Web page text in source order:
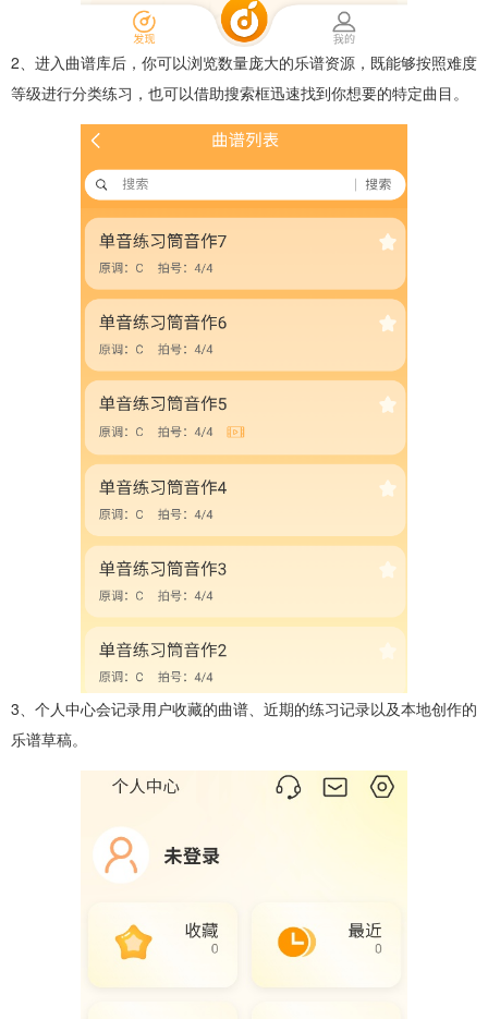
2、进入曲谱库后，你可以浏览数量庞大的乐谱资源，既能够按照难度
等级进行分类练习，也可以借助搜索框迅速找到你想要的特定曲目。
3、个人中心会记录用户收藏的曲谱、近期的练习记录以及本地创作的
乐谱草稿。